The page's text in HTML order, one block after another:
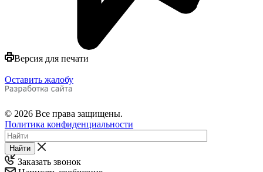
Версия для печати
Оставить жалобу
© 2026 Все права защищены.
Политика конфиденциальности
Найти
Заказать звонок